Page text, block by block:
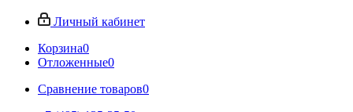
Личный кабинет
Корзина0
Отложенные0
Сравнение товаров0